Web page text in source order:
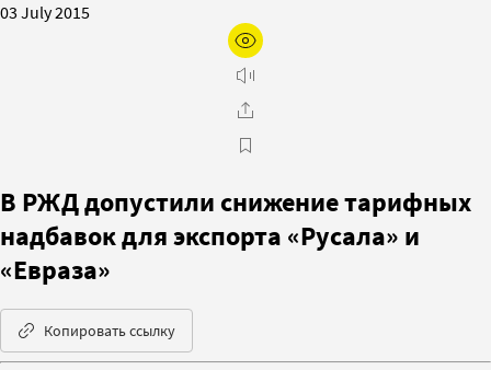
03 July 2015
В РЖД допустили снижение тарифных
надбавок для экспорта «Русала» и
«Евраза»
Копировать ссылку